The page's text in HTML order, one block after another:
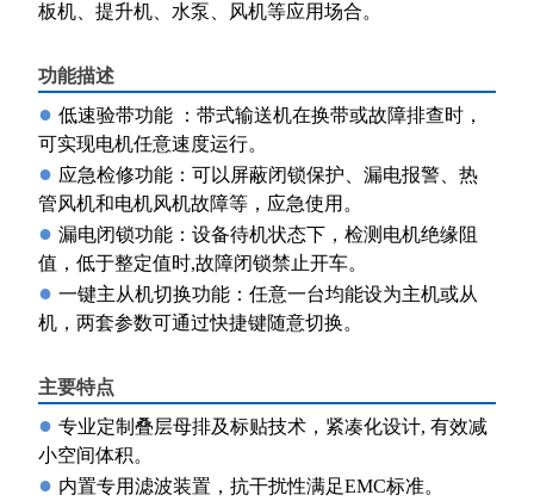
板机、提升机、水泵、风机等应用场合。
功能描述
●低速验带功能 ：带式输送机在换带或故障排查时，
可实现电机任意速度运行。
● 应急检修功能：可以屏蔽闭锁保护、漏电报警、热
管风机和电机风机故障等，应急使用。
●漏电闭锁功能：设备待机状态下，检测电机绝缘阻
值，低于整定值时,故障闭锁禁止开车。
●一键主从机切换功能：任意一台均能设为主机或从
机，两套参数可通过快捷键随意切换。
主要特点
●专业定制叠层母排及标贴技术，紧凑化设计, 有效减
小空间体积。
● 内置专用滤波装置，抗干扰性满足EMC标准。